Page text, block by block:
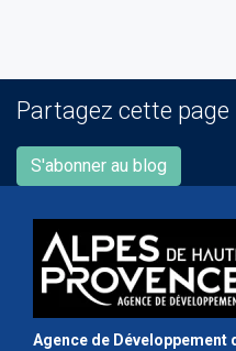
Partagez cette page
S'abonner au blog
Agence de Développement